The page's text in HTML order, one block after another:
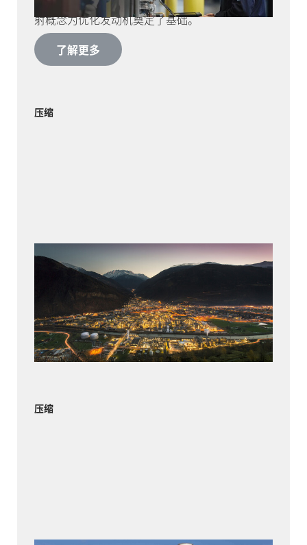
射概念为优化发动机奠定了基础。
了解更多
压缩
龙沙
在瓦莱州阿尔卑斯山田园诗般的群山之中，在距
离马特宏峰不到 40 公里的地方，瑞士龙沙化学集
团在维斯普小镇建立了其全球最大的生产基地。
了解更多
压缩